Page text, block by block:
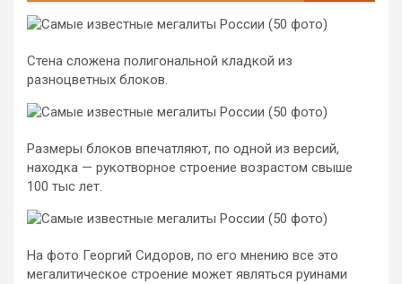
Стена сложена полигональной кладкой из
разноцветных блоков.
Размеры блоков впечатляют, по одной из версий,
находка — рукотворное строение возрастом свыше
100 тыс лет.
На фото Георгий Сидоров, по его мнению все это
мегалитическое строение может являться руинами